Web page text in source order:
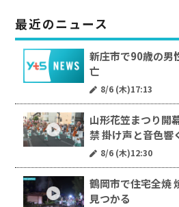
最近のニュース
新庄市で90歳の男
亡
8/6 (木)17:13
山形花笠まつり
禁 掛け声と音色響
8/6 (木)12:30
鶴岡市で住宅全焼
見つかる